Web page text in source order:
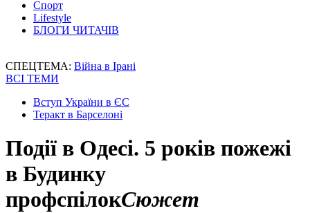
Спорт
Lifestyle
БЛОГИ ЧИТАЧІВ
СПЕЦТЕМА: Війна в Ірані
ВСІ ТЕМИ
Вступ України в ЄС
Теракт в Барселоні
Події в Одесі. 5 років пожежі
в Будинку
профспілокСюжет